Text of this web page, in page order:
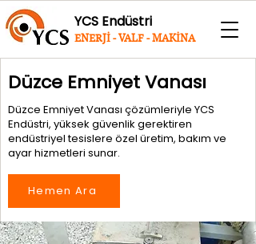
YCS Endüstri
ENERJİ - VALF - MAKİNA
Düzce Emniyet Vanası
Düzce Emniyet Vanası çözümleriyle YCS
Endüstri, yüksek güvenlik gerektiren
endüstriyel tesislere özel üretim, bakım ve
ayar hizmetleri sunar.
Hemen Ara